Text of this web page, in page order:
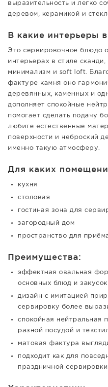
выразительность и легко
деревом, керамикой и
В какие интерьеры
Это сервировочное блюдо
интерьерах в стиле
минимализм и soft loft.
фактуре камня оно
деревянных, каменных и
дополняет спокойные
помогает сделать подачу
любите естественные
поверхности и неброский
именно такую атмосферу.
Для каких
кухня
столовая
гостиная зона для
загородный дом
пространство для
Преимущества:
эффектная овальная
основных блюд и закусок
дизайн с имитацией
сервировку более
спокойная нейтральная
разной посудой и
матовая фактура
подходит как для
праздничной сервировки